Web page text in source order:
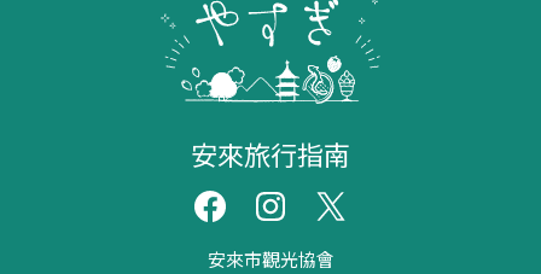
安來旅行指南
安來市觀光協會